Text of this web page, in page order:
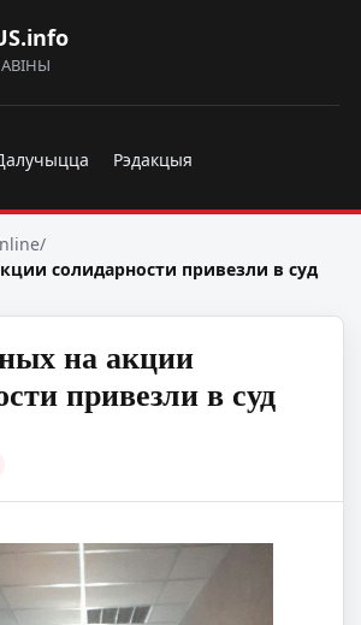
Рэдакцыя
/
солидарности привезли в суд
на акции
привезли в суд